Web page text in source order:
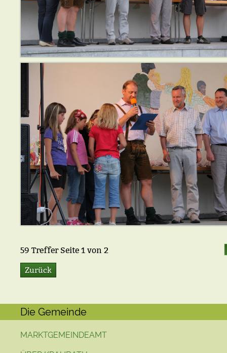
59 Treffer Seite 1 von 2
Zurück
Die Gemeinde
MARKTGEMEINDEAMT